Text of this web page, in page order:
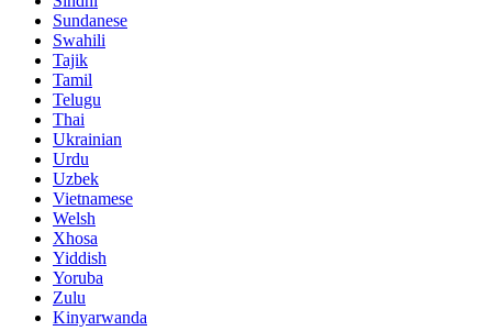
Sundanese
Swahili
Tajik
Tamil
Telugu
Thai
Ukrainian
Urdu
Uzbek
Vietnamese
Welsh
Xhosa
Yiddish
Yoruba
Zulu
Kinyarwanda